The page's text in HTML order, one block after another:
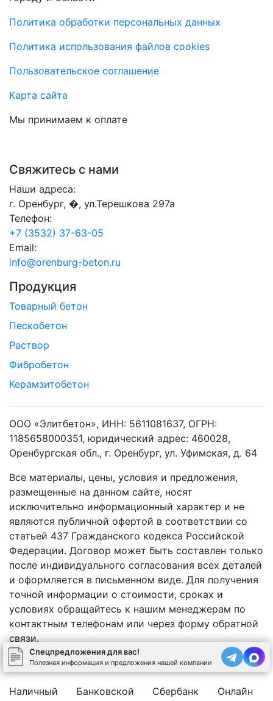
Политика обработки персональных данных
Политика использования файлов cookies
Пользовательское соглашение
Карта сайта
Мы принимаем к оплате
Свяжитесь с нами
Наши адреса:
г. Оренбург, �, ул.Терешкова 297а
Телефон:
+7 (3532) 37-63-05
Email:
info@orenburg-beton.ru
Продукция
Товарный бетон
Пескобетон
Раствор
Фибробетон
Керамзитобетон
ООО «Элитбетон», ИНН: 5611081637, ОГРН:
1185658000351, юридический адрес: 460028,
Оренбургская обл., г. Оренбург, ул. Уфимская, д. 64
Все материалы, цены, условия и предложения,
размещенные на данном сайте, носят
исключительно информационный характер и не
являются публичной офертой в соответствии со
статьей 437 Гражданского кодекса Российской
Федерации. Договор может быть составлен только
после индивидуального согласования всех деталей
и оформляется в письменном виде. Для получения
точной информации о стоимости, сроках и
условиях обращайтесь к нашим менеджерам по
контактным телефонам или через форму обратной
связи.
Наличный
Банковской
Сбербанк
Онлайн
Спецпредложения для вас!
Полезная информация и предложения нашей компании